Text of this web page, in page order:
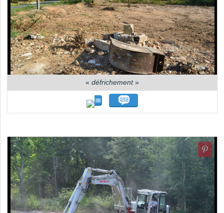
« défrichement»